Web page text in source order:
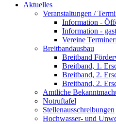
Aktuelles
Veranstaltungen /
Information -
Information -
Vereine
Breitbandausbau
Breitband
Breitband, 1.
Breitband, 2.
Breitband, 2.
Amtliche
Notruftafel
Stellenausschreibungen
Hochwasser- und